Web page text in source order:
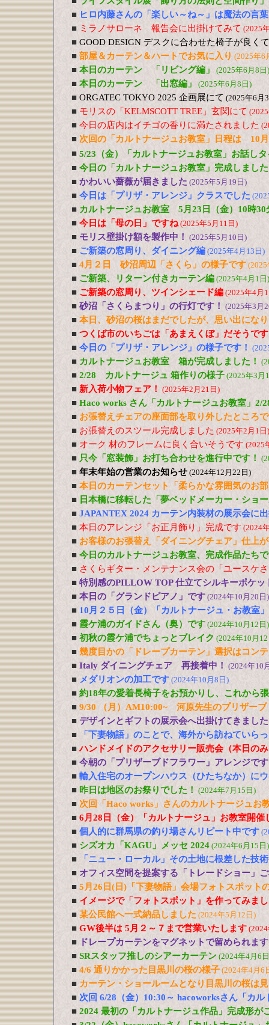
■ ヒロ内藤さんの「楽しい～ね～」は魔法の言
■ ミラノサローネ 報告会に出掛けてみて (2025
■ GOOD DESIGN デスクに合わせた椅子が良く
■ 部屋＆カーテン＆ハートでお気に入り (2025年6
■ 本日のカーテン 「リビング編」 (2025年6月8日)
■ 本日のカーテン 「出窓編」 (2025年6月8日)
■ ORGATEC TOKYO 2025 企画展にて (2025年6月
■ モリスの「KELMSCOTT TREE」玄関にて
■ 今日の店内はイチゴの香りに満たされました
■ 次回の「カルトナージュお教室」日程は 10
■ 5/23（金）「カルトナージュお教室」お話し
■ 今日の「カルトナージュお教室」完成しました
■ かわいい薔薇が届きました (2025年5月19日)
■ 今日は「プリザ・アレンジ」クラスでした
■ カルトナージュお教室 5月23日（金）10時30
■ 今日は「母の日」ですね(2025年5月11日)
■ モリス壁掛け額を製作中！ (2025年5月10日)
■ ご新築の窓周り、ダイニング編 (2025年4月13日)
■ 4月２日 砂沼周辺「さくら」の様子です
■ ご新築、リターン付きカーテン編 (2025年4月1日)
■ ご新築の窓周り、ツインシェード編 (2025年4月
■ 砂沼「さくらまつり」の行灯です！ (2025年3月
■ 本日、砂沼の桜はまだでしたが、思い出にな
■ つくば市のいちごは「あまえくぼ」だそうです
■ 今日の「プリザ・アレンジ」の様子です！
■ カルトナージュお教室 箱が完成しました！
■ 2/28 カルトナージュ 箱作りの様子 (2025年3月
■ 新入荷小物フェア！ (2025年2月21日)
■ Haco works さん「カルトナージュお教室」2/
■ お張替えチェアの座面部を取り外したところ
■ お張替えのスツール完成しました (2025年2月1日)
■ オーク 材のフレームに良く合いそうです (2025
■ 只今「窓装飾」お打ち合わせを進行中です！
■ 年末年始の営業のお知らせ (2024年12月22日)
■ 本日のカーテンセット「柔らかな雰囲気のお
■ 日本橋に移転した「夢ベッドメーカー・ショ
■ JAPANTEX 2024 カーテン内装材の展示会に
■ 本日のアレンジ「お正月飾り」完成です (2024
■ お客様のお張替え「ダイニングチェア」仕上
■ 今日のカルトナージュお教室、完成作品たち
■ さくらギター・メンテナンス会の「ユースケ
■ 特別感のPILLOW TOP 仕立てシルキーポケッ
■ 本日の「グランドピアノ」です (2024年10月20日)
■ 10月２５日（金）「カルトナージュ・お教室
■ 霞ケ浦のガイドさん（奥）です (2024年10月12日)
■ 初秋の霞ケ浦でちょっとブレイク (2024年10月
■ 幾度目かの「ドレープカーテン」選択はコン
■ Italy ダイニングチェア 再接着中！ (2024年10
■ メダリオンの加工です (2024年10月8日)
■ 約18年の愛着長椅子をお預かりし、これから
■ 9/30 （月）AM10:00~ 河原先生のプリザー
■ デザインとギフトの展示会へ出掛けてきました
■
「下妻物語」のことで、海外から訪ねていら
■ ハンドメイドのアクセサリー販売会（本日の
■ 今朝の「プリザーブドフラワー」アレンジです
■ 輸入住宅のオープンハウス（ひたちなか）に
■ 昨日は地区のお祭りでした！ (2024年7月15日)
■ 次回「Haco works」さんのカルトナージュ
■ 6月28日（金）「カルトナージュ」お教室開催
■ 個人的に群馬県の釣り場さんリピート中です
■ シズオカ「KAGU」メッセ 2024 (2024年6月15日)
■
「ニュー・ローカル」その土地に根差した技
■ オフィス空間を提案する「トレードショー」
■ 5月26日(日)「下妻物語」会場フォトスポット
■ イメージで「フォトスポット」を作ってみま
■ 某公民館へ一式納品しました (2024年5月12日)
■ GW後半は 5月２～７まで営業いたします
■
ドレープカーテンをマグネットで留められま
■ SRスタッフ推しのシアーカーテン (2024年4月6
■ 4/6 通りかかった目黒川の桜の様子 (2024年4月6
■ カーテン・ショールームとなり目黒川の桜は
■ 次回 6/28（金）10:30～ hacoworksさん「カ
■ 2024 最初の「カルトナージュ作品」完成形が